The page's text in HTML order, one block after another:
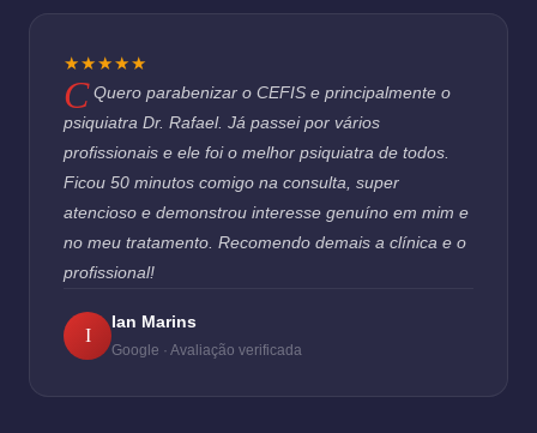
★★★★★
Quero parabenizar o CEFIS e principalmente o
psiquiatra Dr. Rafael. Já passei por vários
profissionais e ele foi o melhor psiquiatra de todos.
Ficou 50 minutos comigo na consulta, super
atencioso e demonstrou interesse genuíno em mim e
no meu tratamento. Recomendo demais a clínica e o
profissional!
I
Ian Marins
Google · Avaliação verificada